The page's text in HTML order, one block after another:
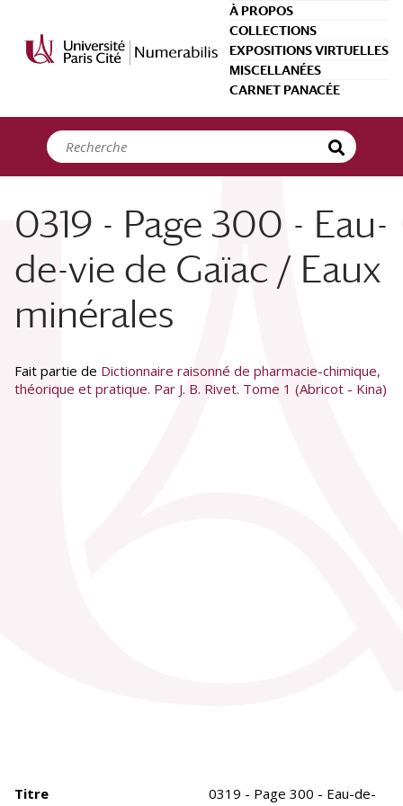
À PROPOS
COLLECTIONS
EXPOSITIONS VIRTUELLES
MISCELLANÉES
CARNET PANACÉE
0319 - Page 300 - Eau-
de-vie de Gaïac / Eaux
minérales
Fait partie de Dictionnaire raisonné de pharmacie-chimique,
théorique et pratique. Par J. B. Rivet. Tome 1 (Abricot - Kina)
Titre
0319 - Page 300 - Eau-de-